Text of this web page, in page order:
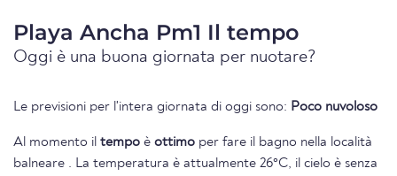
Playa Ancha Pm1 Il tempo
Oggi è una buona giornata per nuotare?
Le previsioni per l'intera giornata di oggi sono: Poco nuvoloso
Al momento il tempo è ottimo per fare il bagno nella località
balneare . La temperatura è attualmente 26°C, il cielo è senza